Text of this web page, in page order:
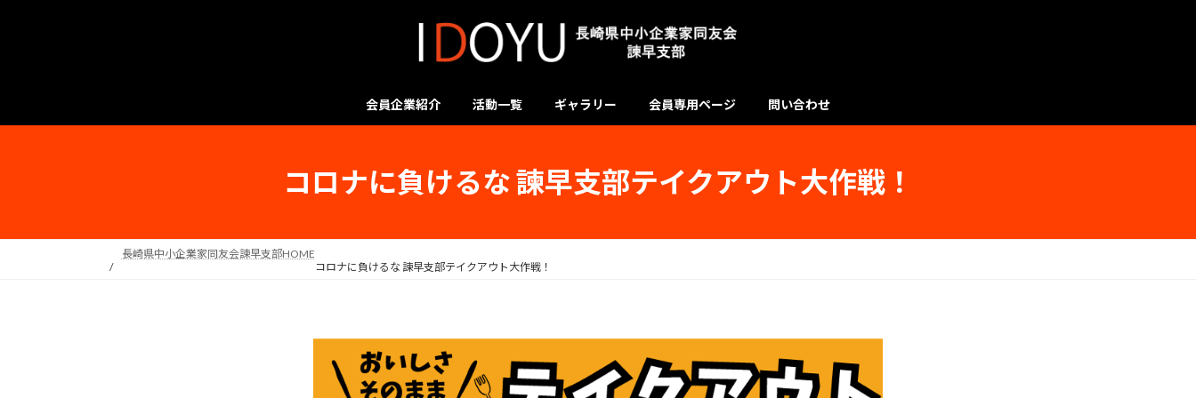
会員企業紹介 活動一覧 ギャラリー 会員専用ページ 問い合わせ
コロナに負けるな 諫早支部テイクアウト大作戦！
長崎県中小企業家同友会諫早支部HOME
コロナに負けるな 諫早支部テイクアウト大作戦！